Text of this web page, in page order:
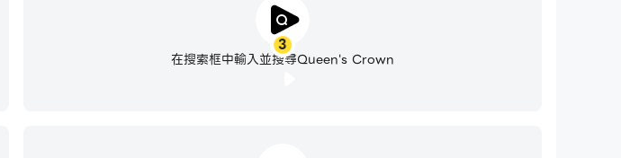
3
在搜索框中輸入並搜尋Queen's Crown